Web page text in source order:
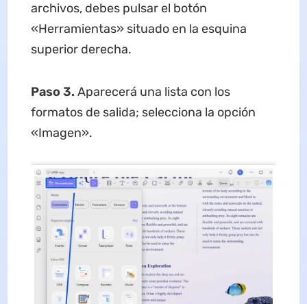
archivos, debes pulsar el botón
«Herramientas» situado en la esquina
superior derecha.
Paso 3. Aparecerá una lista con los
formatos de salida; selecciona la opción
«Imagen».